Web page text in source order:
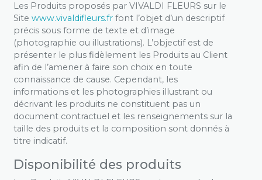
Les Produits proposés par VIVALDI FLEURS sur le
Sitewww.vivaldifleurs.fr font l’objet d’un descriptif
précis sous forme de texte et d’image
(photographie ou illustrations). L’objectif est de
présenter le plus fidèlement les Produits au Client
afin de l’amener à faire son choix en toute
connaissance de cause. Cependant, les
informations et les photographies illustrant ou
décrivant les produits ne constituent pas un
document contractuel et les renseignements sur la
taille des produits et la composition sont donnés à
titre indicatif.
Disponibilité des produits